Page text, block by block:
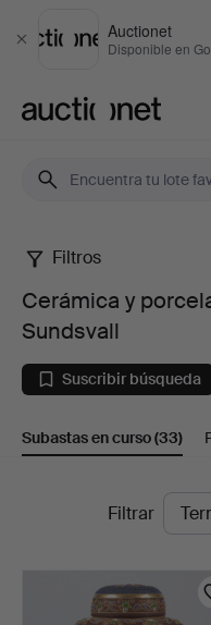
Cerrar
Auctionet
Disponible en
Cerámica
porcelana
en
Sundsvall
Filtros
Cerámica y
Sundsvall
Suscribir búsqueda
Subastas en curso(33)
SubastasFiltrar